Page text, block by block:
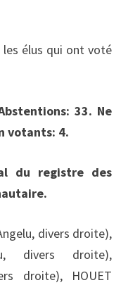
élus qui ont voté
33. Ne
votants: 4.
du registre des
divers droite),
divers droite),
droite), HOUET